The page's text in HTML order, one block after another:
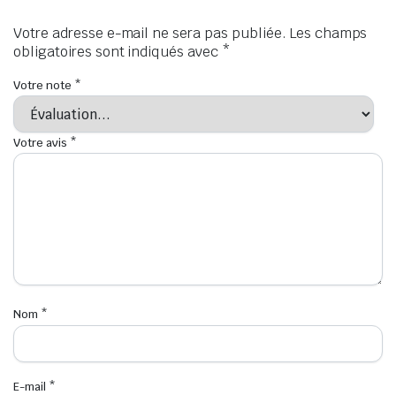
Votre adresse e-mail ne sera pas publiée. Les champs
obligatoires sont indiqués avec *
Votre note *
Votre avis *
Nom *
E-mail *